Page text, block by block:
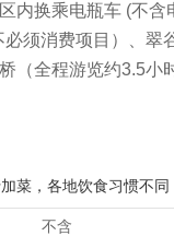
内换乘电瓶车 (不
须消费项目）、
（全程游览约3.5
菜，各地饮食习惯不同
不含